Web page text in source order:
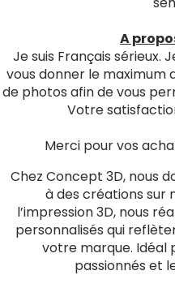
A
Je suis Français sérieux.
vous donner le maximum
de photos afin de vous
Votre
Merci pour vos
Chez Concept 3D, nous
à des créations sur
l’impression 3D, nous
personnalisés qui
votre marque. Idéal
passionnés et